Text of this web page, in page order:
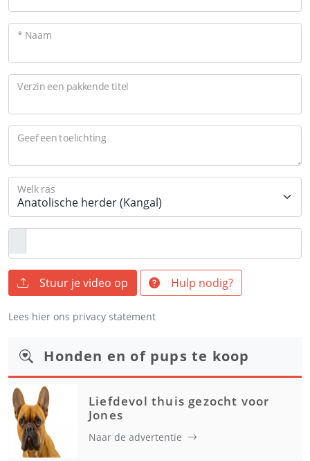
* Naam
Verzin een pakkende titel
Geef een toelichting
Welk ras
Stuur je video op Hulp nodig?
Lees hier ons privacy statement
Honden en of pups te koop
Liefdevol thuis gezocht voor
Jones
Naar de advertentie